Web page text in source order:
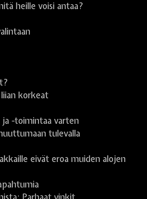
heille voisi antaa?
korkeat
ja -toimintaa varten
tulevalla
eivät eroa muiden alojen